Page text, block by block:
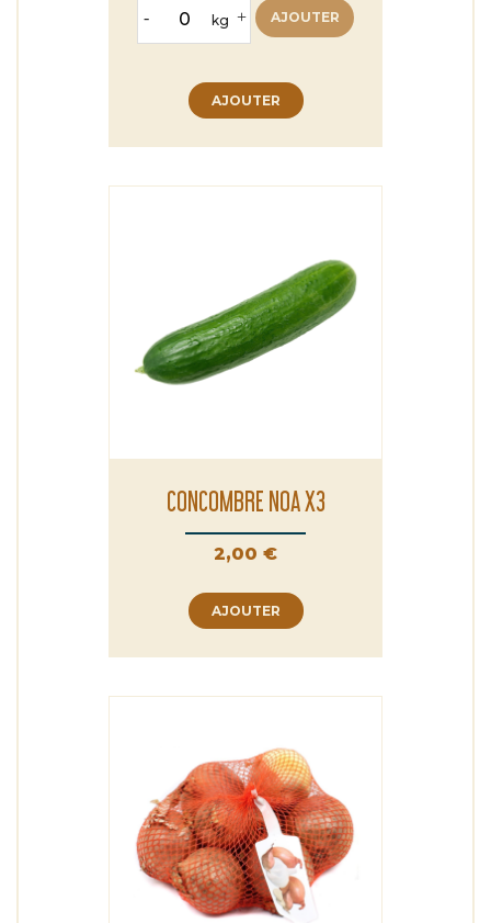
- kg + AJOUTER
AJOUTER
CONCOMBRE NOA X3
Prix
2,00 €
AJOUTER